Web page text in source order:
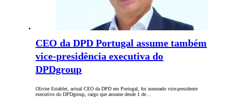
CEO da DPD Portugal assume também
vice-presidência executiva do
DPDgroup
Olivier Establet, actual CEO da DPD em Portugal, foi nomeado vice-presidente
executivo do DPDgroup, cargo que assume desde 1 de…